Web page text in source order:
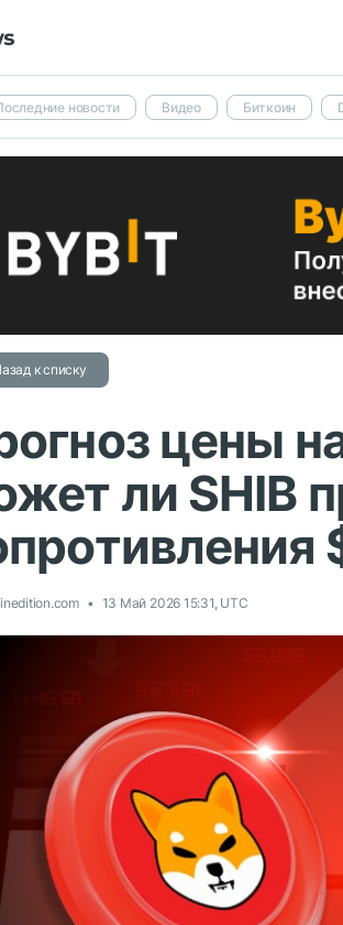
новости Видео Биткоин
к списку
цены
ли SHIB
13 Май 2026 15:31, UTC